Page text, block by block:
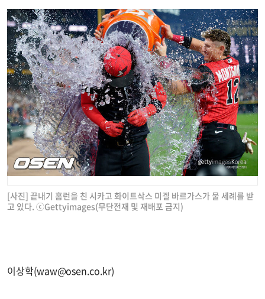
[사진] 끝내기 홈런을 친 시카고 화이트삭스 미겔 바르가스가 물 세례를 받
고 있다. ⓒGettyimages(무단전재 및 재배포 금지)
이상학(waw@osen.co.kr)